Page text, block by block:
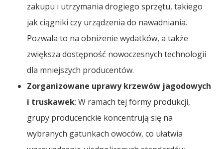
zakupu i utrzymania drogiego sprzętu, takiego
jak ciągniki czy urządzenia do nawadniania.
Pozwala to na obniżenie wydatków, a także
zwiększa dostępność nowoczesnych technologii
dla mniejszych producentów.
Zorganizowane uprawy krzewów jagodowych
i truskawek: W ramach tej formy produkcji,
grupy producenckie koncentrują się na
wybranych gatunkach owoców, co ułatwia